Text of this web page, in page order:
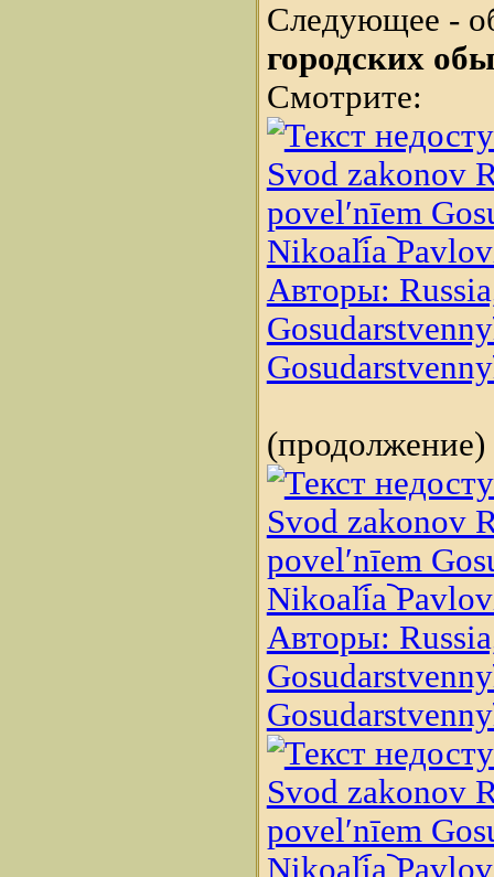
Следующее -
городских
Смотрите:
Svod zakonov
povelʹnīem
Nikoali︠a︡
Авторы:
(продолжение)
Svod zakonov
povelʹnīem
Nikoali︠a︡
Авторы:
Svod zakonov
povelʹnīem
Nikoali︠a︡